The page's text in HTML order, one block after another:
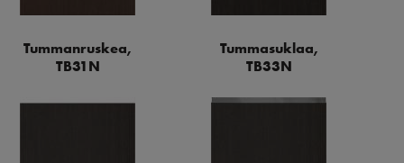
Tummanruskea,
TB31N
Tummasuklaa,
TB33N